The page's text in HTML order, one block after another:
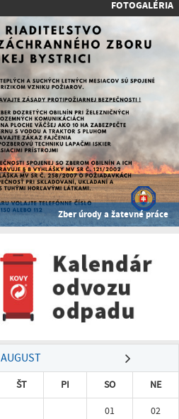
FOTOGALÉRIA
Zber úrody a žatevné práce
AUGUST
ŠT PI SO
NE
01
02